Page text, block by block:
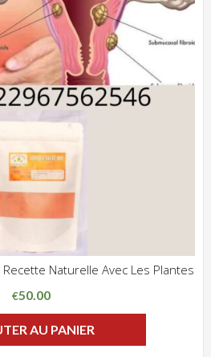
Naturelle Avec Les Plantes
€50.00
AU PANIER